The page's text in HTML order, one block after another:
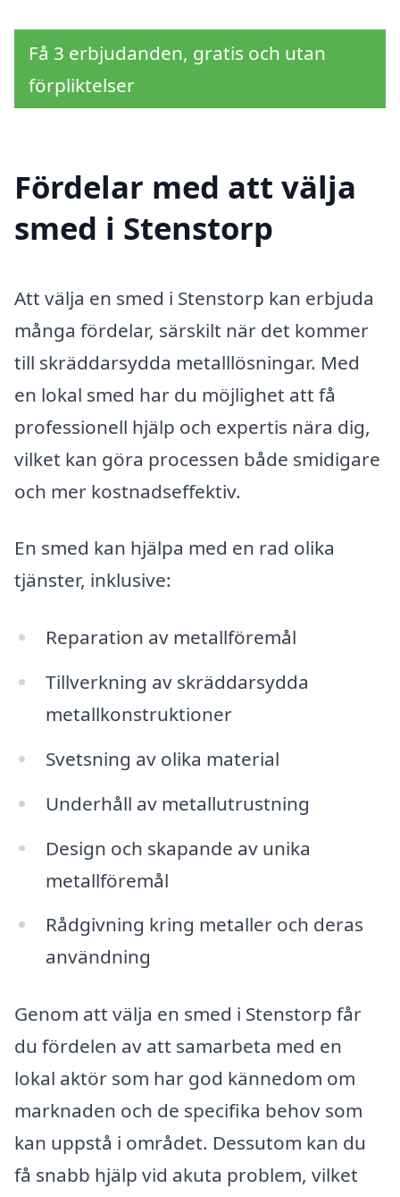
Få 3 erbjudanden, gratis och utan
förpliktelser
Fördelar med att välja
smed i Stenstorp
Att välja en smed i Stenstorp kan erbjuda
många fördelar, särskilt när det kommer
till skräddarsydda metalllösningar. Med
en lokal smed har du möjlighet att få
professionell hjälp och expertis nära dig,
vilket kan göra processen både smidigare
och mer kostnadseffektiv.
En smed kan hjälpa med en rad olika
tjänster, inklusive:
Reparation av metallföremål
Tillverkning av skräddarsydda
metallkonstruktioner
Svetsning av olika material
Underhåll av metallutrustning
Design och skapande av unika
metallföremål
Rådgivning kring metaller och deras
användning
Genom att välja en smed i Stenstorp får
du fördelen av att samarbeta med en
lokal aktör som har god kännedom om
marknaden och de specifika behov som
kan uppstå i området. Dessutom kan du
få snabb hjälp vid akuta problem, vilket